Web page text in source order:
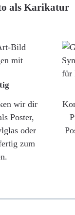
als Karikatur
wir dir
Poster,
oder
zum